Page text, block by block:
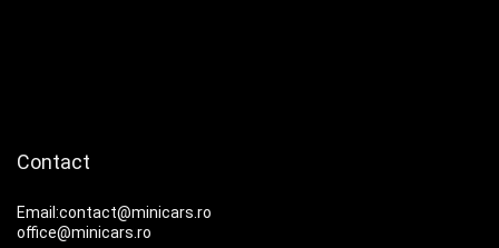
Contact
Email:contact@minicars.ro
office@minicars.ro